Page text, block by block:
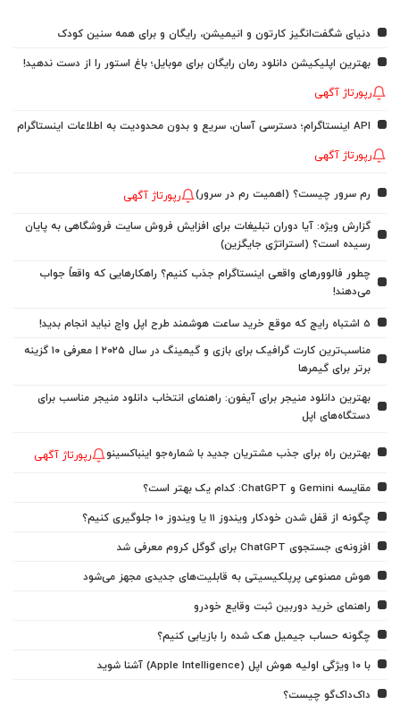
دنیای شگفت‌انگیز کارتون و انیمیشن، رایگان و برای همه سنین کودک
بهترین اپلیکیشن دانلود رمان رایگان برای موبایل؛ باغ استور را از دست ندهید!
رپورتاژ آگهی
API اینستاگرام؛ دسترسی آسان، سریع و بدون محدودیت به اطلاعات اینستاگرام
رپورتاژ آگهی
رم سرور چیست؟ (اهمیت رم در سرور) رپورتاژ آگهی
گزارش ویژه: آیا دوران تبلیغات برای افزایش فروش سایت فروشگاهی به پایان
رسیده است؟ (استراتژی جایگزین)
چطور فالوورهای واقعی اینستاگرام جذب کنیم؟ راهکارهایی که واقعاً جواب
می‌دهند!
5 اشتباه رایج که موقع خرید ساعت هوشمند طرح اپل واچ نباید انجام بدید!
مناسب‌ترین کارت گرافیک برای بازی و گیمینگ در سال ۲۰۲۵ | معرفی ۱۰ گزینه
برتر برای گیمرها
بهترین دانلود منیجر برای آیفون: راهنمای انتخاب دانلود منیجر مناسب برای
دستگاه‌های اپل
بهترین راه برای جذب مشتریان جدید با شماره‌جو اینباکسینو رپورتاژ آگهی
مقایسه Gemini و ChatGPT: کدام یک بهتر است؟
چگونه از قفل شدن خودکار ویندوز 11 یا ویندوز 10 جلوگیری کنیم؟
افزونه‌ی جستجوی ChatGPT برای گوگل کروم معرفی شد
هوش مصنوعی پرپلکیسیتی به قابلیت‌های جدیدی مجهز می‌شود
راهنمای خرید دوربین ثبت وقایع خودرو
چگونه حساب جیمیل هک شده را بازیابی کنیم؟
با ۱۰ ویژگی اولیه هوش اپل (Apple Intelligence) آشنا شوید
داک‌داک‌گو چیست؟